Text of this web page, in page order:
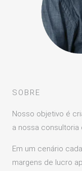
SOBRE
Nosso objetivo é
a nossa consultoria
Em um cenário
margens de lucro